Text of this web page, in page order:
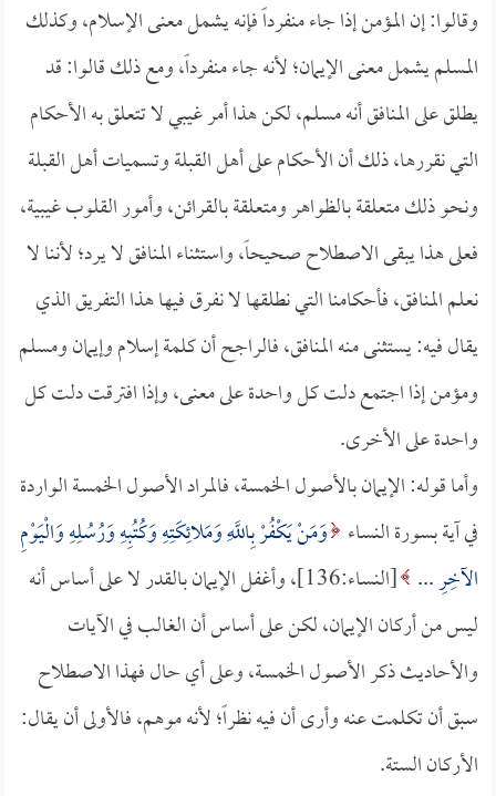
وقالوا: إن المؤمن إذا جاء منفرداً فإنه يشمل معنى الإسلام، وكذلك
المسلم يشمل معنى الإيمان؛ لأنه جاء منفرداً، ومع ذلك قالوا: قد
يطلق على المنافق أنه مسلم، لكن هذا أمر غيبي لا تتعلق به الأحكام
التي نقررها، ذلك أن الأحكام على أهل القبلة وتسميات أهل القبلة
ونحو ذلك متعلقة بالظواهر ومتعلقة بالقرائن، وأمور القلوب غيبية،
فعلى هذا يبقى الاصطلاح صحيحاً، واستثناء المنافق لا يرد؛ لأننا لا
نعلم المنافق، فأحكامنا التي نطلقها لا نفرق فيها هذا التفريق الذي
يقال فيه: يستثنى منه المنافق، فالراجح أن كلمة إسلام وإيمان ومسلم
ومؤمن إذا اجتمع دلت كل واحدة على معنى، وإذا افترقت دلت كل
واحدة على الأخرى.
وأما قوله: الإيمان بالأصول الخمسة، فالمراد الأصول الخمسة الواردة
في آية بسورة النساء وَمَنْ يَكْفُرْ بِاللَّهِ وَمَلائِكَتِهِ وَكُتُبِهِ وَرُسُلِهِ وَالْيَوْمِ
الآخِرِ ...
[النساء:136]، وأغفل الإيمان بالقدر لا على أساس أنه
ليس من أركان الإيمان، لكن على أساس أن الغالب في الآيات
والأحاديث ذكر الأصول الخمسة، وعلى أي حال فهذا الاصطلاح
سبق أن تكلمت عنه وأرى أن فيه نظراً؛ لأنه موهم، فالأولى أن يقال:
الأركان الستة.